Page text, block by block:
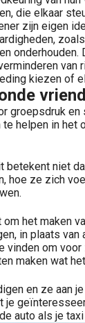
die elkaar
zijn eigen
kiezen
groepsdruk
helpen in
niet
hoe ze zich
het
in plaats
vinden om
maken wat
en ze
je
auto als je